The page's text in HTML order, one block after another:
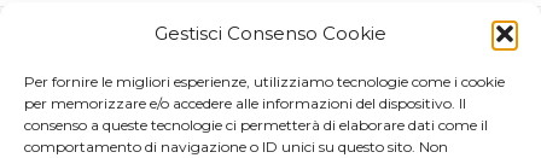
Gestisci Consenso Cookie
Per fornire le migliori esperienze, utilizziamo tecnologie come i cookie
per memorizzare e/o accedere alle informazioni del dispositivo. Il
consenso a queste tecnologie ci permetterà di elaborare dati come il
comportamento di navigazione o ID unici su questo sito. Non